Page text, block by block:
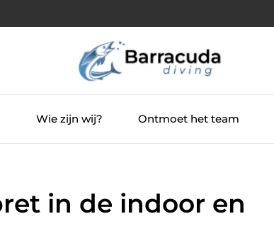
Wie zijn wij? Ontmoet het team
in de indoor en